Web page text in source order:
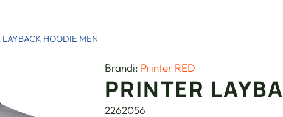
LAYBACK HOODIE MEN
Brändi: Printer RED
PRINTER
2262056